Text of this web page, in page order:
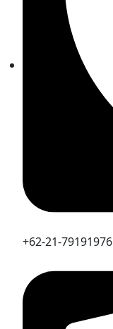
+62-21-79191976